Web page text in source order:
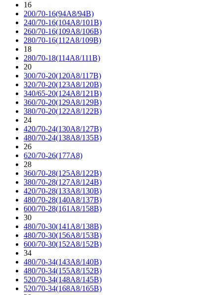
16
200/70-16(94A8/94B)
240/70-16(104A8/101B)
260/70-16(109A8/106B)
280/70-16(112A8/109B)
18
280/70-18(114A8/111B)
20
300/70-20(120A8/117B)
320/70-20(123A8/120B)
340/65-20(124A8/121B)
360/70-20(129A8/129B)
380/70-20(122A8/122B)
24
420/70-24(130A8/127B)
480/70-24(138A8/135B)
26
620/70-26(177A8)
28
360/70-28(125A8/122B)
380/70-28(127A8/124B)
420/70-28(133A8/130B)
480/70-28(140A8/137B)
600/70-28(161A8/158B)
30
480/70-30(141A8/138B)
480/70-30(156A8/153B)
600/70-30(152A8/152B)
34
480/70-34(143A8/140B)
480/70-34(155A8/152B)
520/70-34(148A8/145B)
520/70-34(168A8/165B)